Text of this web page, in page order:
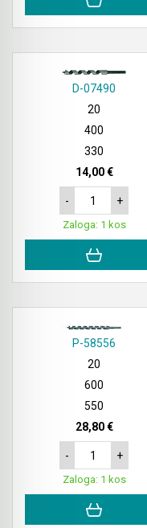
D-07490
20
400
330
14,00 €
- +
Zaloga: 1 kos
P-58556
20
600
550
28,80 €
- +
Zaloga: 1 kos